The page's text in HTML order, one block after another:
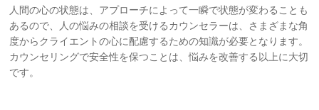
お知らせ
人間の心の状態は、アプローチによって一瞬で状態が変わることも
あるので、人の悩みの相談を受けるカウンセラーは、さまざまな角
度からクライエントの心に配慮するための知識が必要となります。
カウンセリングで安全性を保つことは、悩みを改善する以上に大切
です。